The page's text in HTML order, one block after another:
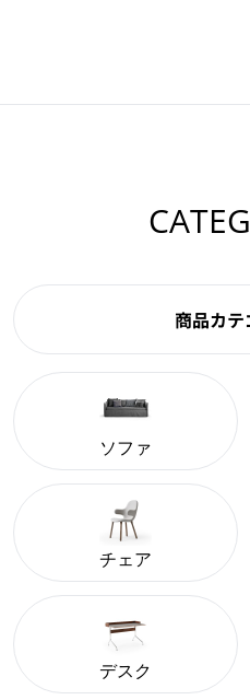
商品カ
ソファ
チェア
デスク